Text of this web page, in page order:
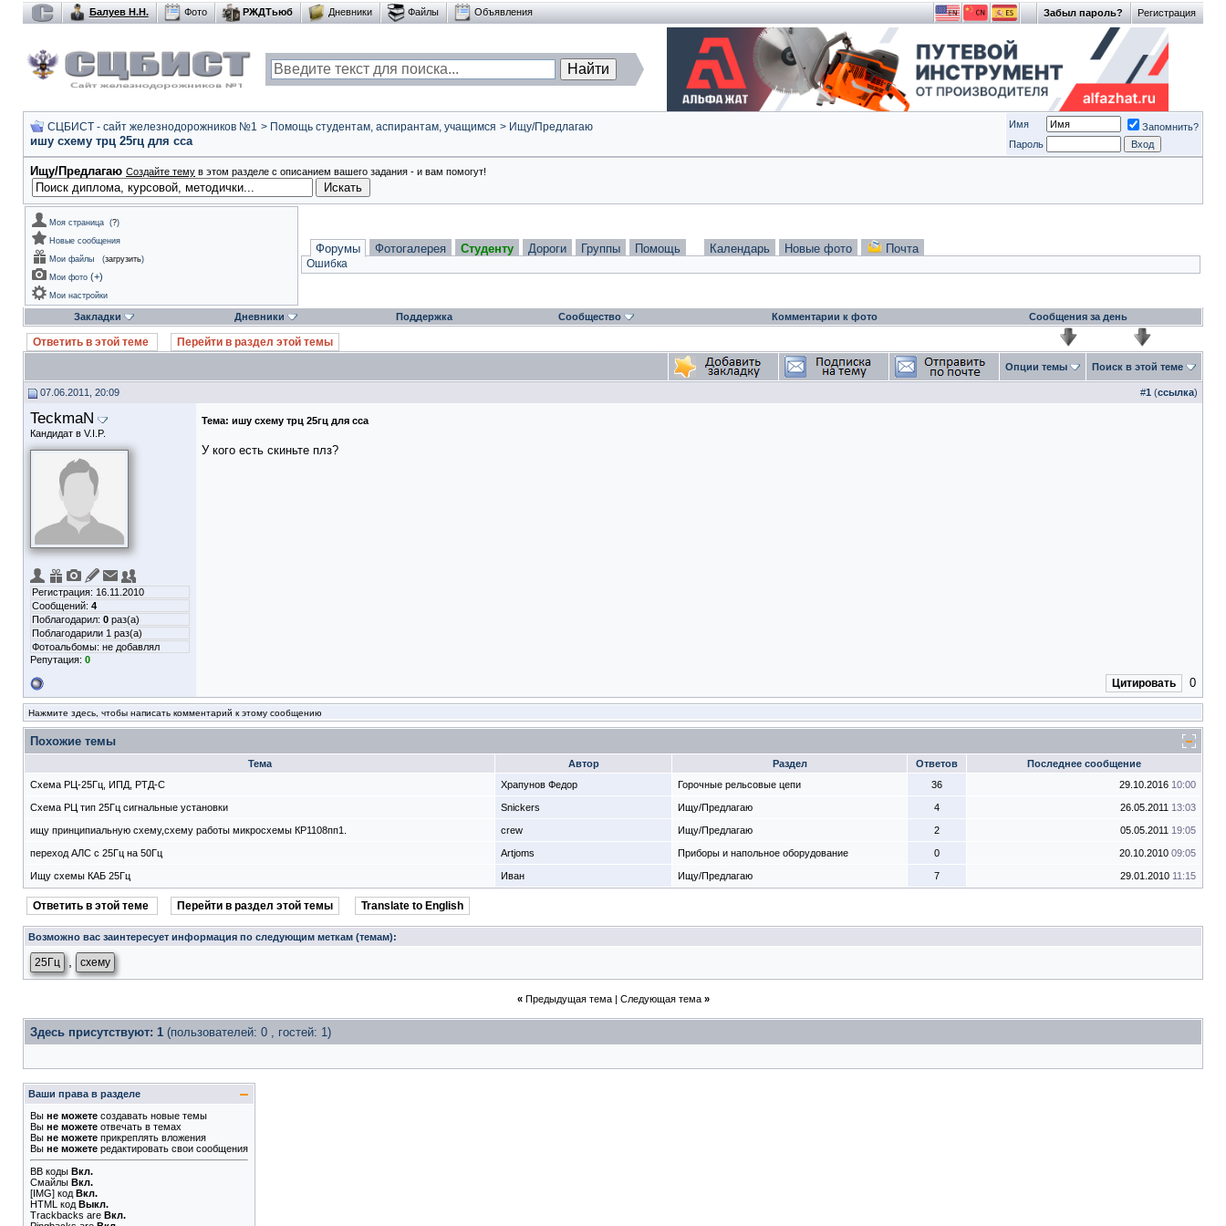
Регистрация
Забыл пароль?
Балуев Н.Н. Фото РЖДТьюб Дневники Файлы Объявления
СЦБИСТ - сайт железнодорожников №1 > Помощь студентам, аспирантам, учащимся > Ищу/Предлагаю
ишу схему трц 25гц для сса
Имя
Запомнить?
Пароль
Ищу/Предлагаю Создайте тему в этом разделе с описанием вашего задания - и вам помогут!
Моя страница (?)
Новые сообщения
Мои файлы
(загрузить)
Мои фото (+)
Мои настройки
Форумы Фотогалерея Студенту Дороги Группы Помощь Календарь Новые фото Почта
Ошибка
Закладки Дневники Поддержка Сообщество Комментарии к фото Сообщения за день
Ответить в этой теме Перейти в раздел этой темы
Опции темы Поиск в этой теме
07.06.2011, 20:09 #1 (ссылка)
TeckmaN
Кандидат в V.I.P.
Регистрация: 16.11.2010
Сообщений: 4
Поблагодарил: 0 раз(а)
Поблагодарили 1 раз(а)
Фотоальбомы: не добавлял
Репутация: 0
Тема: ишу схему трц 25гц для сса
У кого есть скиньте плз?
Цитировать 0
Нажмите здесь, чтобы написать комментарий к этому сообщению
Похожие темы
Тема Автор Раздел Ответов
Последнее сообщение
Схема РЦ-25Гц, ИПД, РТД-С
Храпунов Федор Горочные рельсовые цепи 36 29.10.2016 10:00
Схема РЦ тип 25Гц сигнальные установки Snickers Ищу/Предлагаю 4 26.05.2011 13:03
ищу принципиальную схему,схему работы микросхемы КР1108пп1. crew Ищу/Предлагаю 2 05.05.2011 19:05
переход АЛС с 25Гц на 50Гц Artjoms Приборы и напольное оборудование 0 20.10.2010 09:05
Ищу схемы КАБ 25Гц Иван Ищу/Предлагаю 7 29.01.2010 11:15
Ответить в этой теме Перейти в раздел этой темы Translate to English
Возможно вас заинтересует информация по следующим меткам (темам):
25Гц схему
« Предыдущая тема| Следующая тема »
Здесь присутствуют: 1 (пользователей: 0 , гостей: 1)
Ваши права в разделе
Вы не можете создавать новые темы
Вы не можете отвечать в темах
Вы не можете прикреплять вложения
Вы не можете редактировать свои сообщения
BB коды Вкл.
Смайлы Вкл.
[IMG] код Вкл.
HTML код Выкл.
Trackbacks are Вкл.